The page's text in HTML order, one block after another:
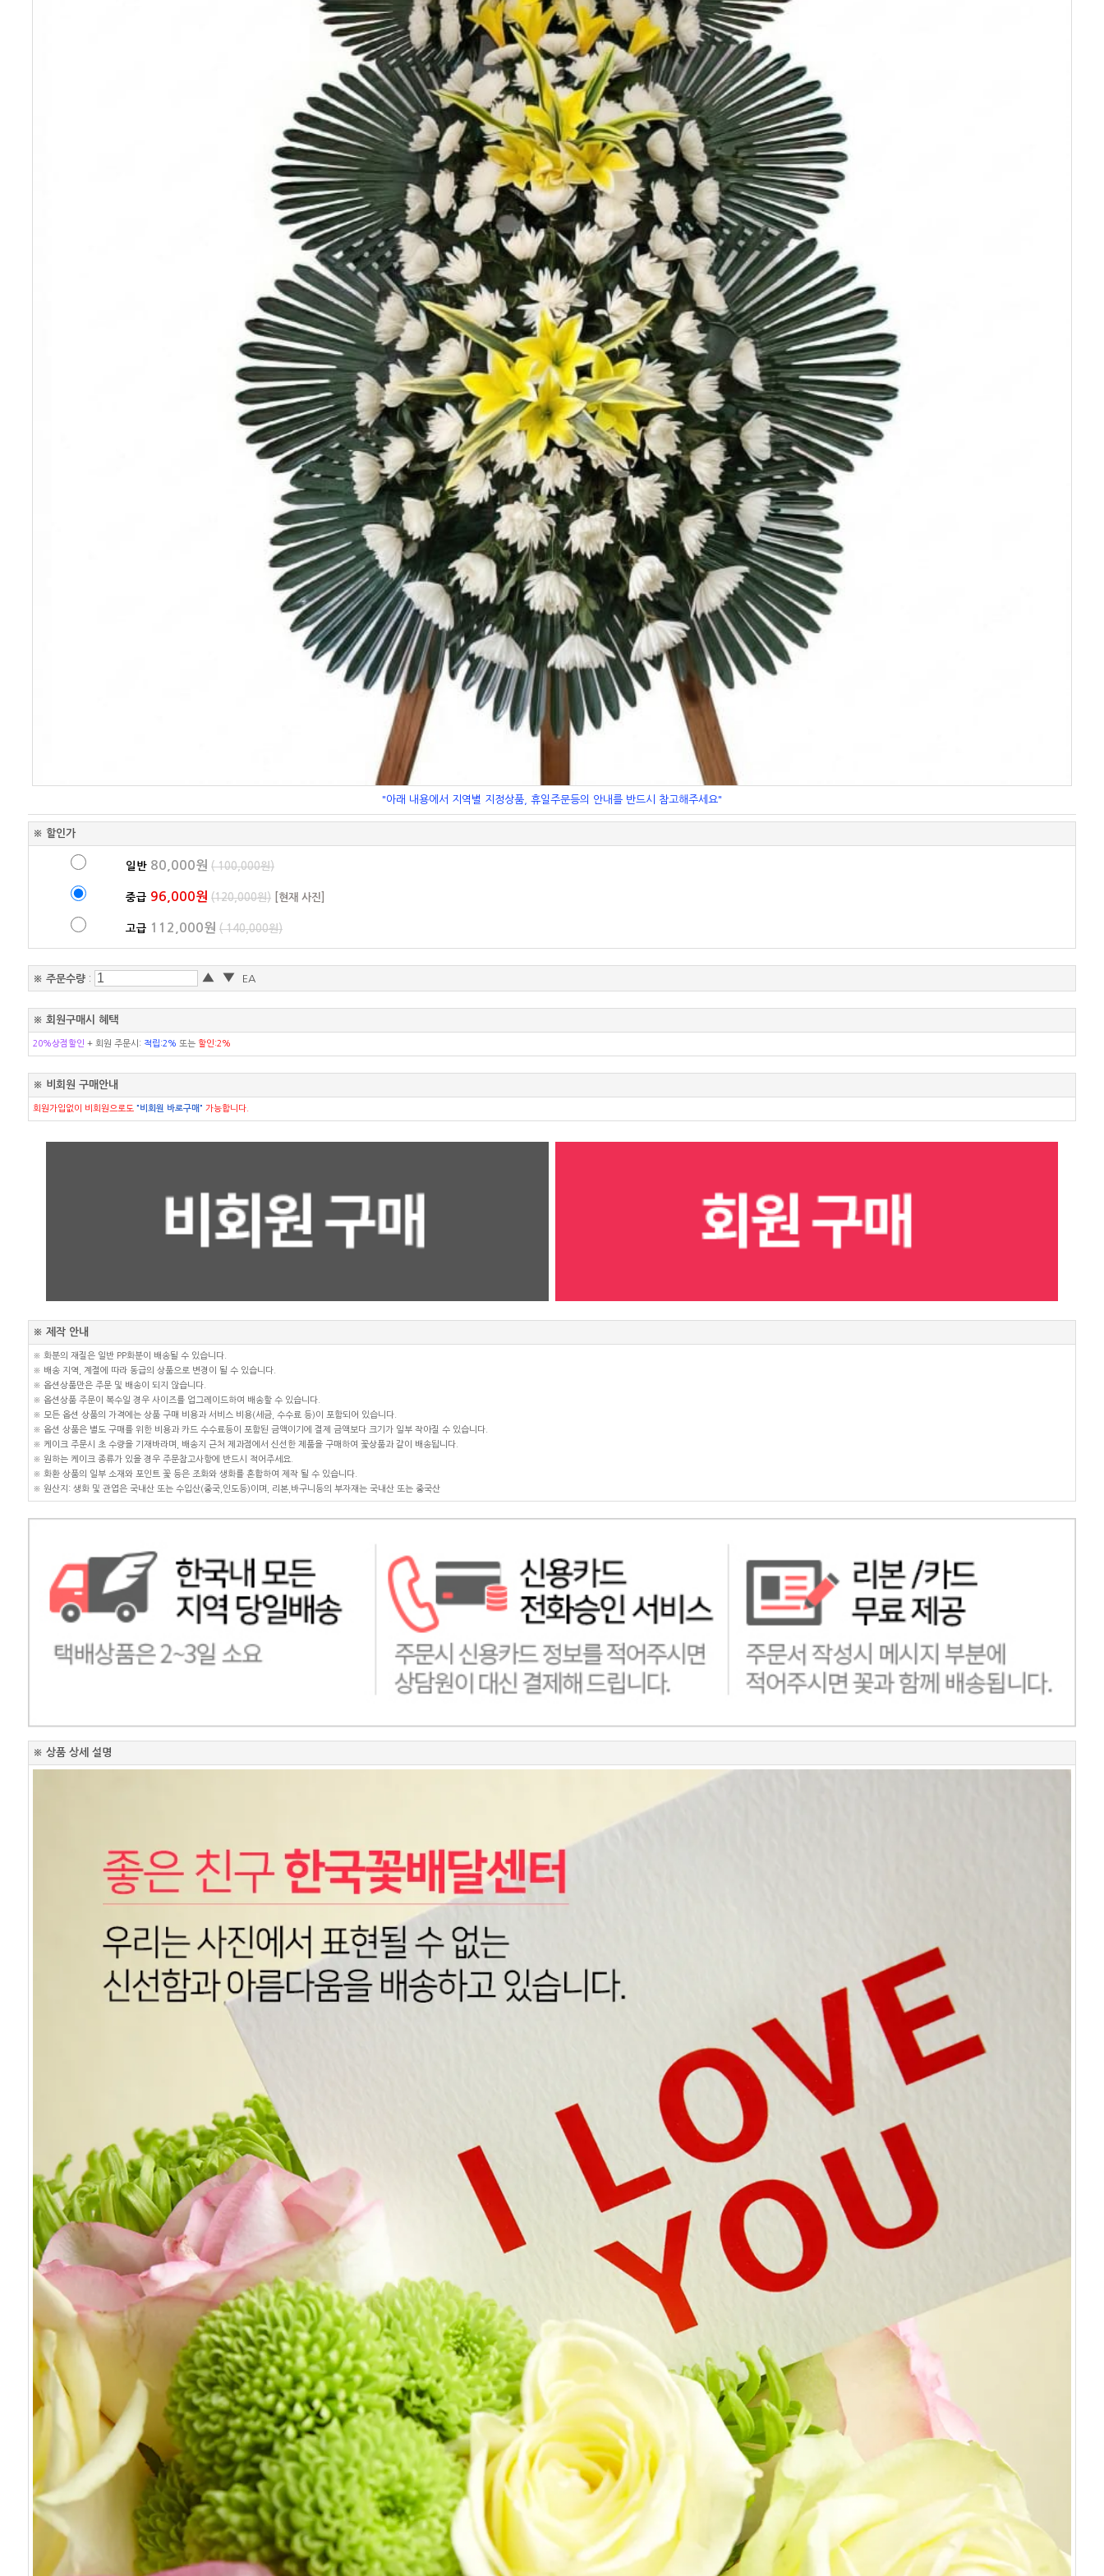
"아래 내용에서 지역별 지정상품, 휴일주문등의 안내를 반드시 참고해주세요"
※ 할인가
일반 80,000원 ( 100,000원)
중급 96,000원 (120,000원) [현재 사진]
고급 112,000원 ( 140,000원)
※ 주문수량 : ▲ ▼ EA
※ 회원구매시 혜택
20%상점할인 + 회원 주문시: 적립:2% 또는 할인:2%
※ 비회원 구매안내
회원가입없이 비회원으로도 "비회원 바로구매" 가능합니다.
※ 제작 안내
※ 화분의 재질은 일반 PP화분이 배송될 수 있습니다.
※ 배송 지역, 계절에 따라 동급의 상품으로 변경이 될 수 있습니다.
※ 옵션상품만은 주문 및 배송이 되지 않습니다.
※ 옵션상품 주문이 복수일 경우 사이즈를 업그레이드하여 배송할 수 있습니다.
※ 모든 옵션 상품의 가격에는 상품 구매 비용과 서비스 비용(세금, 수수료 등)이 포함되어 있습니다.
※ 옵션 상품은 별도 구매를 위한 비용과 카드 수수료등이 포함된 금액이기에 결제 금액보다 크기가 일부 작아질 수 있습니다.
※ 케이크 주문시 초 수량을 기재바라며, 배송지 근처 제과점에서 신선한 제품을 구매하여 꽃상품과 같이 배송됩니다.
※ 원하는 케이크 종류가 있을 경우 주문참고사항에 반드시 적어주세요.
※ 화환 상품의 일부 소재와 포인트 꽃 등은 조화와 생화를 혼합하여 제작 될 수 있습니다.
※ 원산지: 생화 및 관엽은 국내산 또는 수입산(중국,인도등)이며, 리본,바구니등의 부자재는 국내산 또는 중국산
※ 상품 상세 설명